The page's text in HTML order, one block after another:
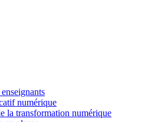
numérique
la transformation numérique